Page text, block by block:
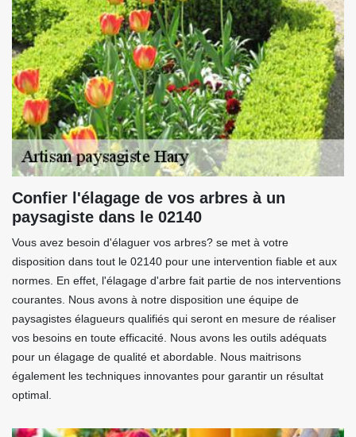
Confier l'élagage de vos arbres à un
paysagiste dans le 02140
Vous avez besoin d'élaguer vos arbres? se met à votre
disposition dans tout le 02140 pour une intervention fiable et aux
normes. En effet, l'élagage d'arbre fait partie de nos interventions
courantes. Nous avons à notre disposition une équipe de
paysagistes élagueurs qualifiés qui seront en mesure de réaliser
vos besoins en toute efficacité. Nous avons les outils adéquats
pour un élagage de qualité et abordable. Nous maitrisons
également les techniques innovantes pour garantir un résultat
optimal.